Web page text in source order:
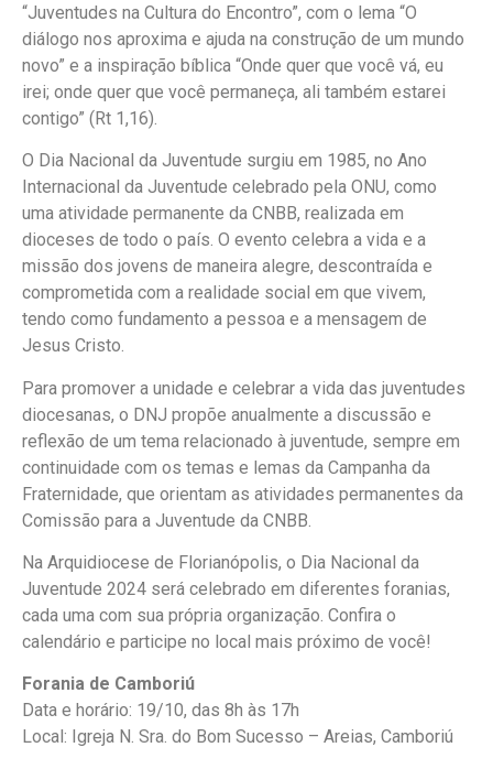
“Juventudes na Cultura do Encontro”, com o lema “O
diálogo nos aproxima e ajuda na construção de um mundo
novo” e a inspiração bíblica “Onde quer que você vá, eu
irei; onde quer que você permaneça, ali também estarei
contigo” (Rt 1,16).
O Dia Nacional da Juventude surgiu em 1985, no Ano
Internacional da Juventude celebrado pela ONU, como
uma atividade permanente da CNBB, realizada em
dioceses de todo o país. O evento celebra a vida e a
missão dos jovens de maneira alegre, descontraída e
comprometida com a realidade social em que vivem,
tendo como fundamento a pessoa e a mensagem de
Jesus Cristo.
Para promover a unidade e celebrar a vida das juventudes
diocesanas, o DNJ propõe anualmente a discussão e
reflexão de um tema relacionado à juventude, sempre em
continuidade com os temas e lemas da Campanha da
Fraternidade, que orientam as atividades permanentes da
Comissão para a Juventude da CNBB.
Na Arquidiocese de Florianópolis, o Dia Nacional da
Juventude 2024 será celebrado em diferentes foranias,
cada uma com sua própria organização. Confira o
calendário e participe no local mais próximo de você!
Forania de Camboriú
Data e horário: 19/10, das 8h às 17h
Local: Igreja N. Sra. do Bom Sucesso – Areias, Camboriú